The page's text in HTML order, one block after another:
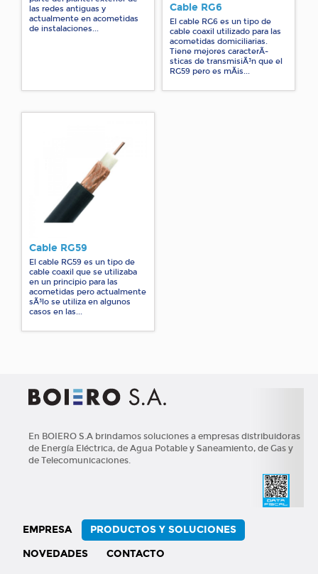
las redes antiguas y
actualmente en acometidas
de instalaciones...
Cable RG6
El cable RG6 es un tipo de
cable coaxil utilizado para las
acometidas domiciliarias.
Tiene mejores caracterÃ­
sticas de transmisiÃ³n que el
RG59 pero es mÃ¡s...
Cable RG59
El cable RG59 es un tipo de
cable coaxil que se utilizaba
en un principio para las
acometidas pero actualmente
sÃ³lo se utiliza en algunos
casos en las...
En BOIERO S.A brindamos soluciones a empresas distribuidoras
de Energía Eléctrica, de Agua Potable y Saneamiento, de Gas y
de Telecomunicaciones.
EMPRESA
PRODUCTOS Y SOLUCIONES
NOVEDADES
CONTACTO